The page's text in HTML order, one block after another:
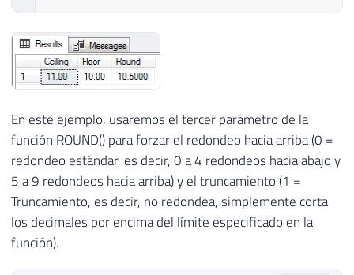
En este ejemplo, usaremos el tercer parámetro de la
función ROUND() para forzar el redondeo hacia arriba (0 =
redondeo estándar, es decir, 0 a 4 redondeos hacia abajo y
5 a 9 redondeos hacia arriba) y el truncamiento (1 =
Truncamiento, es decir, no redondea, simplemente corta
los decimales por encima del límite especificado en la
función).